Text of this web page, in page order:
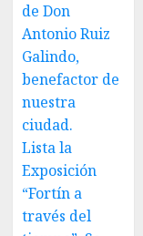
de Don
Antonio Ruiz
Galindo,
benefactor de
nuestra
ciudad.
Lista la
Exposición
“Fortín a
través del